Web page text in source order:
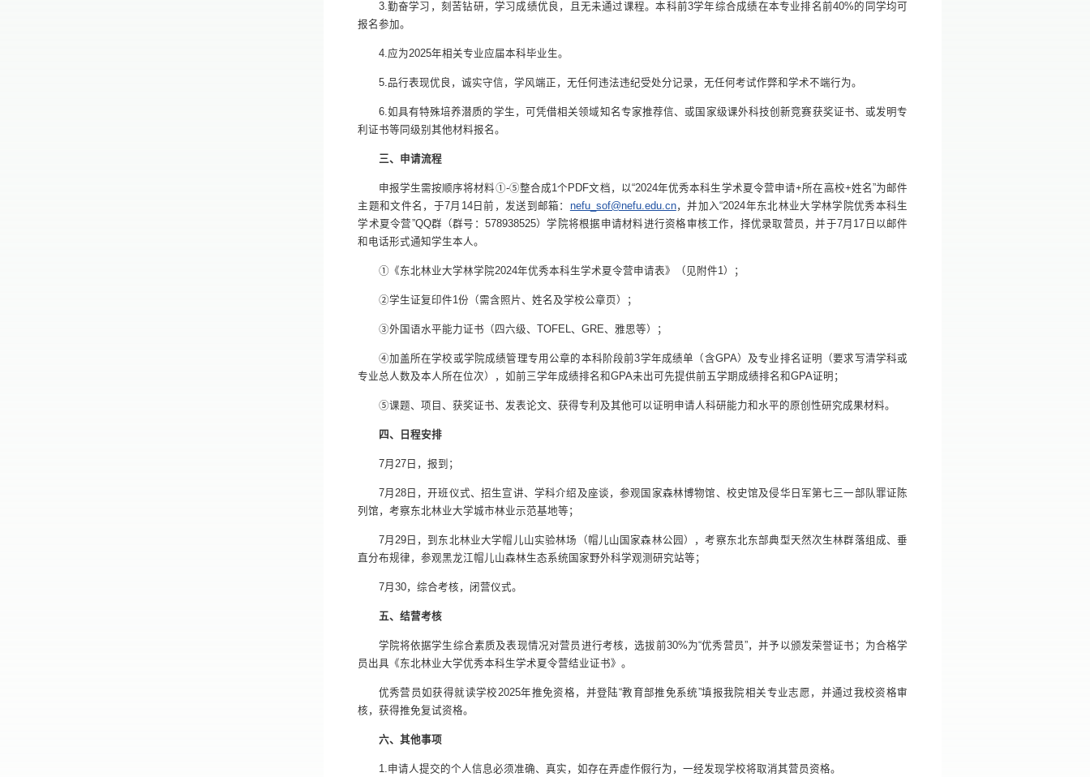
3.勤奋学习，刻苦钻研，学习成绩优良，且无未通过课程。本科前3学年综合成绩在本专业排名前40%的同学均可
报名参加。
4.应为2025年相关专业应届本科毕业生。
5.品行表现优良，诚实守信，学风端正，无任何违法违纪受处分记录，无任何考试作弊和学术不端行为。
6.如具有特殊培养潜质的学生，可凭借相关领域知名专家推荐信、或国家级课外科技创新竞赛获奖证书、或发明专
利证书等同级别其他材料报名。
三、申请流程
申报学生需按顺序将材料①-⑤整合成1个PDF文档，以“2024年优秀本科生学术夏令营申请+所在高校+姓名”为邮件
主题和文件名，于7月14日前，发送到邮箱： nefu_sof@nefu.edu.cn，并加入“2024年东北林业大学林学院优秀本科生
学术夏令营”QQ群（群号：578938525）学院将根据申请材料进行资格审核工作，择优录取营员，并于7月17日以邮件
和电话形式通知学生本人。
①《东北林业大学林学院2024年优秀本科生学术夏令营申请表》（见附件1）；
②学生证复印件1份（需含照片、姓名及学校公章页）；
③外国语水平能力证书（四六级、TOFEL、GRE、雅思等）；
④加盖所在学校或学院成绩管理专用公章的本科阶段前3学年成绩单（含GPA）及专业排名证明（要求写清学科或
专业总人数及本人所在位次），如前三学年成绩排名和GPA未出可先提供前五学期成绩排名和GPA证明；
⑤课题、项目、获奖证书、发表论文、获得专利及其他可以证明申请人科研能力和水平的原创性研究成果材料。
四、日程安排
7月27日，报到；
7月28日，开班仪式、招生宣讲、学科介绍及座谈，参观国家森林博物馆、校史馆及侵华日军第七三一部队罪证陈
列馆，考察东北林业大学城市林业示范基地等；
7月29日，到东北林业大学帽儿山实验林场（帽儿山国家森林公园），考察东北东部典型天然次生林群落组成、垂
直分布规律，参观黑龙江帽儿山森林生态系统国家野外科学观测研究站等；
7月30，综合考核，闭营仪式。
五、结营考核
学院将依据学生综合素质及表现情况对营员进行考核，选拔前30%为“优秀营员”，并予以颁发荣誉证书；为合格学
员出具《东北林业大学优秀本科生学术夏令营结业证书》。
优秀营员如获得就读学校2025年推免资格，并登陆“教育部推免系统”填报我院相关专业志愿，并通过我校资格审
核，获得推免复试资格。
六、其他事项
1.申请人提交的个人信息必须准确、真实，如存在弄虚作假行为，一经发现学校将取消其营员资格。